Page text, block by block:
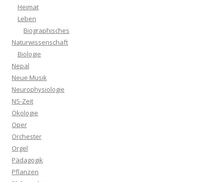
Heimat
Leben
Biographisches
Naturwissenschaft
Biologie
Nepal
Neue Musik
Neurophysiologie
NS-Zeit
Ökologie
Oper
Orchester
Orgel
Pädagogik
Pflanzen